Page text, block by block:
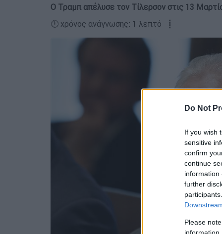
Do Not
If you wish
sensitive
confirm
continue
information
further
Please
Ο Τραμπ απέλυσε τον Τίλερσον στις 13
🕛 χρόνος ανάγνωσης: 1 λεπτό ┋